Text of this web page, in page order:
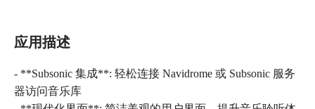
应用描述
- **Subsonic 集成**: 轻松连接 Navidrome 或 Subsonic 服务
器访问音乐库